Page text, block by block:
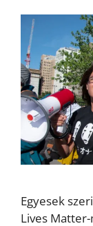
Egyesek
Lives